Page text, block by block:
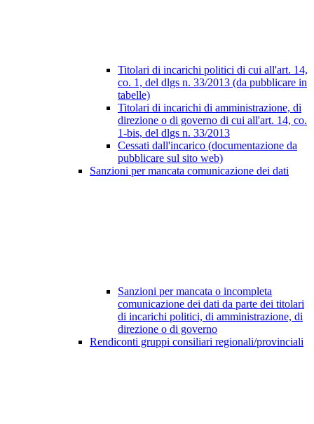
Titolari di incarichi politici di cui all'art. 14,
co. 1, del dlgs n. 33/2013 (da pubblicare in
tabelle)
Titolari di incarichi di amministrazione, di
direzione o di governo di cui all'art. 14, co.
1-bis, del dlgs n. 33/2013
Cessati dall'incarico (documentazione da
pubblicare sul sito web)
Sanzioni per mancata comunicazione dei dati
Sanzioni per mancata o incompleta
comunicazione dei dati da parte dei titolari
di incarichi politici, di amministrazione, di
direzione o di governo
Rendiconti gruppi consiliari regionali/provinciali